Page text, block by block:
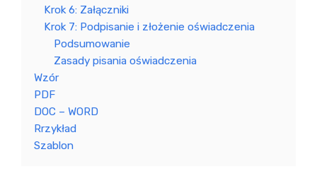
Krok 6: Załączniki
Krok 7: Podpisanie i złożenie oświadczenia
Podsumowanie
Zasady pisania oświadczenia
Wzór
PDF
DOC – WORD
Rrzykład
Szablon